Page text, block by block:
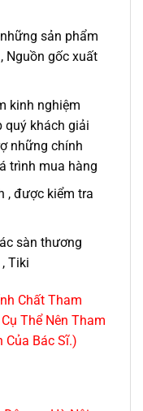
sản phẩm
Nguồn gốc xuất
kinh nghiệm
quý khách giải
những chính
trình mua hàng
, được kiểm tra
sàn thương
Tiki
Chất Tham
Thể Nên Tham
Của Bác Sĩ.)